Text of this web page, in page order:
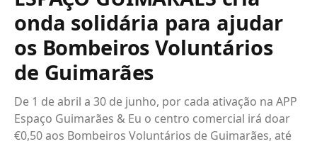
onda solidária para ajudar
os Bombeiros Voluntários
de Guimarães
De 1 de abril a 30 de junho, por cada ativação na APP
Espaço Guimarães & Eu o centro comercial irá doar
€0,50 aos Bombeiros Voluntários de Guimarães, até